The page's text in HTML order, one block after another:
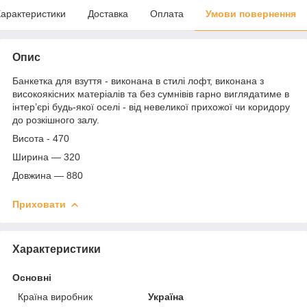
Доставка Оплата Умови повернення
Опис
Банкетка для взуття - виконана в стилі лофт, виконана з
високоякісних матеріалів та без сумнівів гарно виглядатиме в
інтер’єрі будь-якої оселі - від невеликої прихожої чи коридору
до розкішного залу.
Висота - 470
Ширина — 320
Довжина — 880
Приховати
Характеристики
Основні
Країна виробник
Україна